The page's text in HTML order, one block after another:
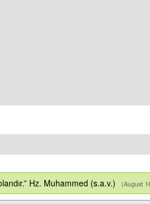
Hz. Muhammed (s.a.v.) (August